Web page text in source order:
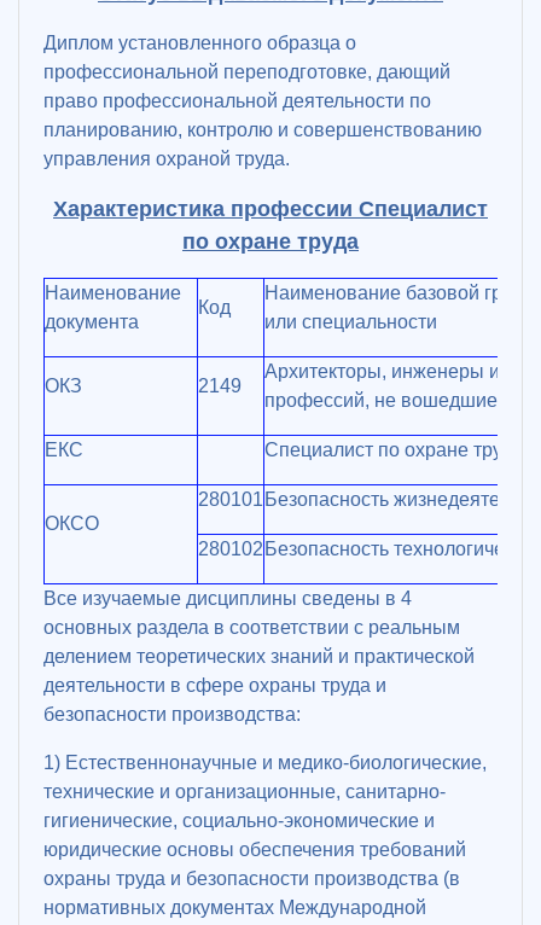
Диплом установленного образца о
профессиональной переподготовке, дающий
право профессиональной деятельности по
планированию, контролю и совершенствованию
управления охраной труда.
Характеристика профессии Специалист
по охране труда
Наименование
документа
Код
Наименование базовой
или специальности
ОКЗ 2149
Архитекторы, инженеры и
профессий, не вошедшие в
ЕКС Специалист по охране труда
ОКСО
280101 Безопасность
280102 Безопасность
Все изучаемые дисциплины сведены в 4
основных раздела в соответствии с реальным
делением теоретических знаний и практической
деятельности в сфере охраны труда и
безопасности производства:
1) Естественнонаучные и медико-биологические,
технические и организационные, санитарно-
гигиенические, социально-экономические и
юридические основы обеспечения требований
охраны труда и безопасности производства (в
нормативных документах Международной